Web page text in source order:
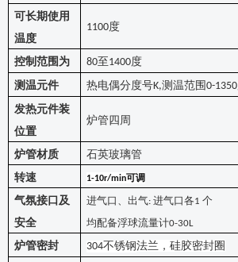
可长期使用
温度
1100度
控制范围为 80至1400度
测温元件
热电偶分度号K,测温范围0-1350
发热元件装
位置
炉管四周
炉管材质
石英玻璃管
转速
1-10r/min可调
气氛接口及
安全
进气口、出气: 进气口各1 个
均配备浮球流量计0-30L
炉管密封 304不锈钢法兰 ，硅胶密封圈